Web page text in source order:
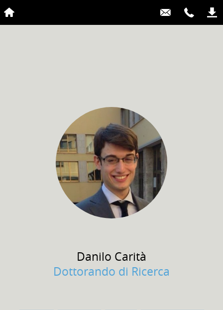
Danilo Carità
Dottorando di Ricerca